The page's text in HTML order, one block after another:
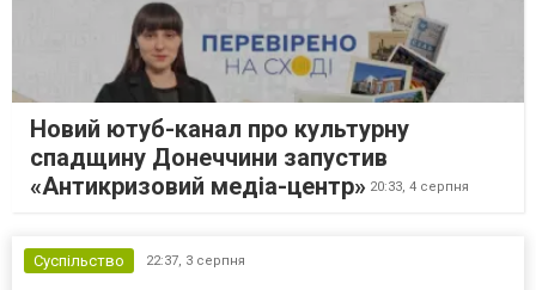
Новий ютуб-канал про культурну
спадщину Донеччини запустив
«Антикризовий медіа-центр» 20:33, 4 серпня
Суспільство 22:37, 3 серпня